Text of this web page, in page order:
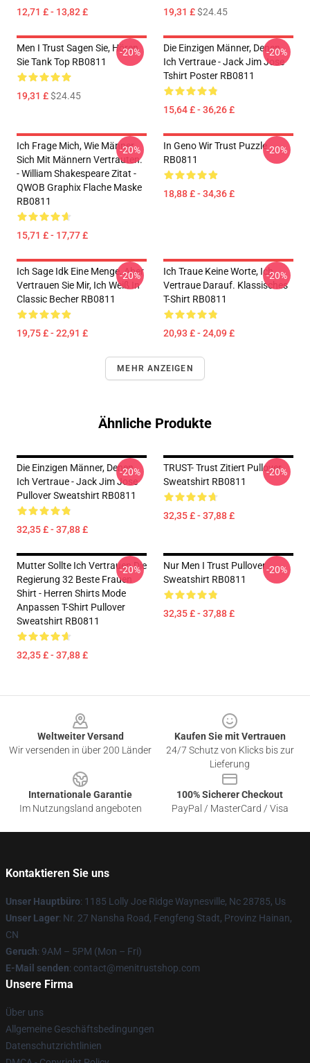
12,71 £ - 13,82 £ 19,31 £$24.45
Men I Trust Sagen Sie, Hören
Sie Tank Top RB0811
19,31 £$24.45
-20%
Die Einzigen Männer, Denen
Ich Vertraue - Jack Jim Jose
Tshirt Poster RB0811
15,64 £ - 36,26 £
-20%
Ich Frage Mich, Wie Männer
Sich Mit Männern Vertrauten.
- William Shakespeare Zitat -
QWOB Graphix Flache Maske
RB0811
15,71 £ - 17,77 £
-20%
In Geno Wir Trust Puzzle
RB0811
18,88 £ - 34,36 £
-20%
Ich Sage Idk Eine Menge, Aber
Vertrauen Sie Mir, Ich Weiß In
Classic Becher RB0811
19,75 £ - 22,91 £
-20%
Ich Traue Keine Worte, Ich
Vertraue Darauf. Klassisches
T-Shirt RB0811
20,93 £ - 24,09 £
-20%
MEHR ANZEIGEN
Ähnliche Produkte
Die Einzigen Männer, Denen
Ich Vertraue - Jack Jim Jose
Pullover Sweatshirt RB0811
32,35 £ - 37,88 £
-20%
TRUST- Trust Zitiert Pullover
Sweatshirt RB0811
32,35 £ - 37,88 £
-20%
Mutter Sollte Ich Vertrauen Die
Regierung 32 Beste Frauen
Shirt - Herren Shirts Mode
Anpassen T-Shirt Pullover
Sweatshirt RB0811
32,35 £ - 37,88 £
-20%
Nur Men I Trust Pullover
Sweatshirt RB0811
32,35 £ - 37,88 £
-20%
Weltweiter Versand
Wir versenden in über 200 Länder
Kaufen Sie mit Vertrauen
24/7 Schutz von Klicks bis zur
Lieferung
Internationale Garantie
Im Nutzungsland angeboten
100% Sicherer Checkout
PayPal / MasterCard / Visa
Kontaktieren Sie uns
Unser Hauptbüro: 1185 Lolly Joe Ridge Waynesville, Nc 28785, Us
Unser Lager: Nr. 27 Nansha Road, Fengfeng Stadt, Provinz Hainan,
CN
Geruch: 9AM – 5PM (Mon – Fri)
E-Mail senden: contact@menitrustshop.com
Unsere Firma
Über uns
Allgemeine Geschäftsbedingungen
Datenschutzrichtlinien